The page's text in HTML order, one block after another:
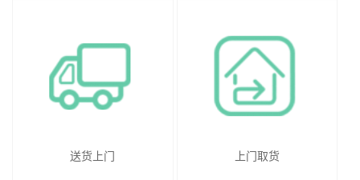
送货上门 上门取货